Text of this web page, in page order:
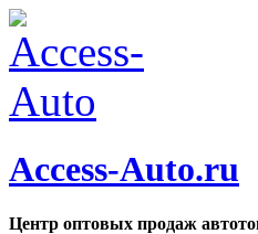
Access-Auto.ru
Центр оптовых продаж